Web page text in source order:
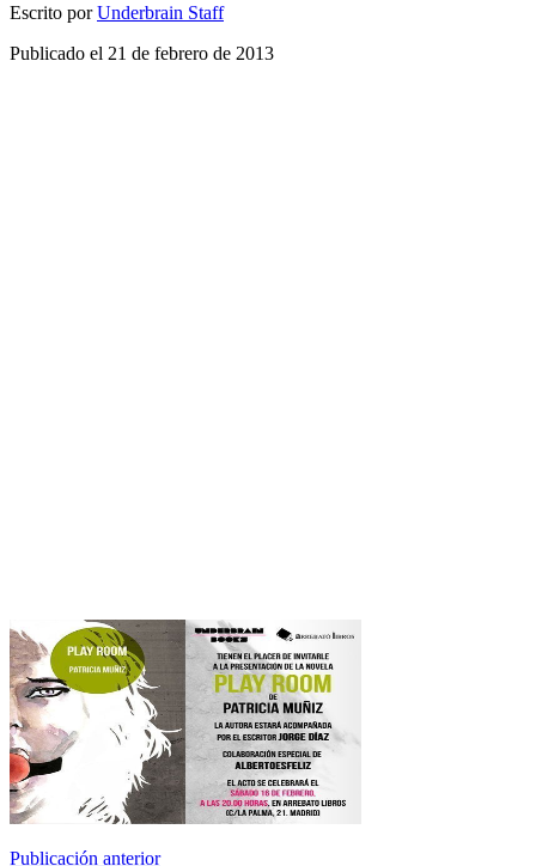
Escrito por Underbrain Staff
Publicado el 21 de febrero de 2013
Publicación anterior